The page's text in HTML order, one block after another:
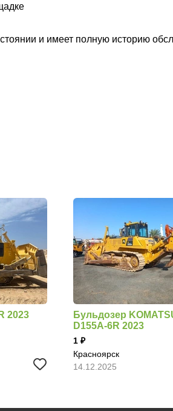
и имеет полную историю
2023
Бульдозер
D155A-6R 2023
1
Красноярск
14.12.2025